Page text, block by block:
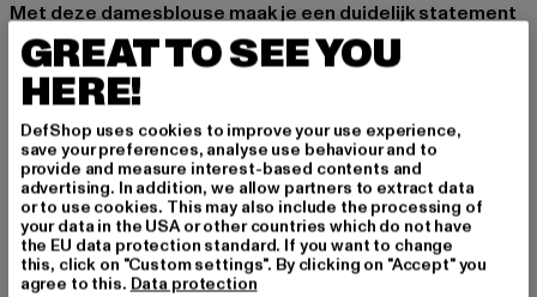
Met deze damesblouse maak je een duidelijk statement
voor easy, compromisloze streetwear.
Gelegenheid: Alledaags, Comfortabel, Chillen, Vrije tijd
Type huls: 3/4 mouw
Soorten sluitingen: Knoopsluiting
Patroon: Geruit
Cut: Casual
Merk: Cloud5ive
Kategori: Blouses
Kleur: braun
GREAT TO SEE YOU
HERE!
DefShop uses cookies to improve your use experience,
save your preferences, analyse use behaviour and to
provide and measure interest-based contents and
advertising. In addition, we allow partners to extract data
or to use cookies. This may also include the processing of
your data in the USA or other countries which do not have
the EU data protection standard. If you want to change
this, click on "Custom settings". By clicking on "Accept" you
agree to this. Data protection